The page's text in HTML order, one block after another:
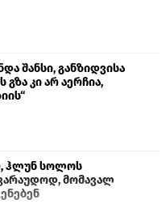
შანსი, განზიდვისა
გზა კი არ აერჩია,
ჰლუნ სოლოს
მომავალ